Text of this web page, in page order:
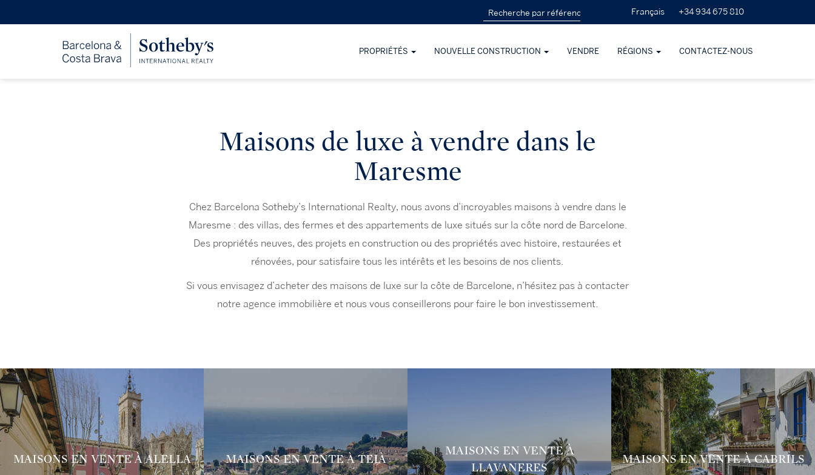
Français +34 934 675 810
PROPRIÉTÉS NOUVELLE CONSTRUCTION VENDRE RÉGIONS CONTACTEZ-NOUS
Maisons de luxe à vendre dans le
Maresme
Chez Barcelona Sotheby’s International Realty, nous avons d’incroyables maisons à vendre dans le
Maresme : des villas, des fermes et des appartements de luxe situés sur la côte nord de Barcelone.
Des propriétés neuves, des projets en construction ou des propriétés avec histoire, restaurées et
rénovées, pour satisfaire tous les intérêts et les besoins de nos clients.
Si vous envisagez d’acheter des maisons de luxe sur la côte de Barcelone, n’hésitez pas à contacter
notre agence immobilière et nous vous conseillerons pour faire le bon investissement.
MAISONS EN VENTE À ALELLA MAISONS EN VENTE À TEIÀ
MAISONS EN VENTE À
LLAVANERES
MAISONS EN VENTE À CABRILS